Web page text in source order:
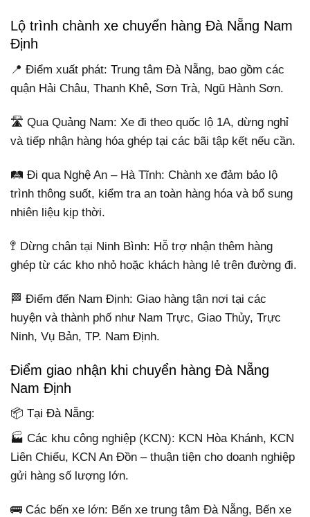
Lộ trình chành xe chuyển hàng Đà Nẵng Nam
Định
📍 Điểm xuất phát: Trung tâm Đà Nẵng, bao gồm các
quận Hải Châu, Thanh Khê, Sơn Trà, Ngũ Hành Sơn.
🛣️ Qua Quảng Nam: Xe đi theo quốc lộ 1A, dừng nghỉ
và tiếp nhận hàng hóa ghép tại các bãi tập kết nếu cần.
🛤️ Đi qua Nghệ An – Hà Tĩnh: Chành xe đảm bảo lộ
trình thông suốt, kiểm tra an toàn hàng hóa và bổ sung
nhiên liệu kịp thời.
🚏 Dừng chân tại Ninh Bình: Hỗ trợ nhận thêm hàng
ghép từ các kho nhỏ hoặc khách hàng lẻ trên đường đi.
🏁 Điểm đến Nam Định: Giao hàng tận nơi tại các
huyện và thành phố như Nam Trực, Giao Thủy, Trực
Ninh, Vụ Bản, TP. Nam Định.
Điểm giao nhận khi chuyển hàng Đà Nẵng
Nam Định
📦 Tại Đà Nẵng:
🏭 Các khu công nghiệp (KCN): KCN Hòa Khánh, KCN
Liên Chiểu, KCN An Đồn – thuận tiện cho doanh nghiệp
gửi hàng số lượng lớn.
🚌 Các bến xe lớn: Bến xe trung tâm Đà Nẵng, Bến xe